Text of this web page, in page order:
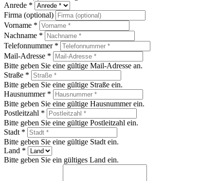
Anrede *
Firma (optional)
Vorname *
Nachname *
Telefonnummer *
Mail-Adresse *
Bitte geben Sie eine gültige Mail-Adresse an.
Straße *
Bitte geben Sie eine gültige Straße ein.
Hausnummer *
Bitte geben Sie eine gültige Hausnummer ein.
Postleitzahl *
Bitte geben Sie eine gültige Postleitzahl ein.
Stadt *
Bitte geben Sie eine gültige Stadt ein.
Land *
Bitte geben Sie ein gültiges Land ein.